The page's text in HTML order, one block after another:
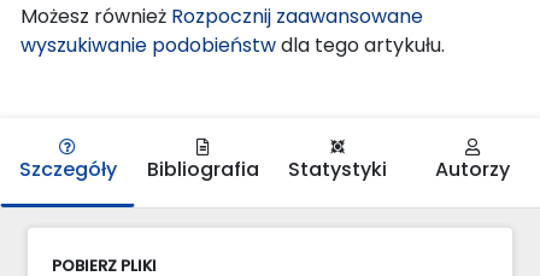
Możesz również Rozpocznij zaawansowane
wyszukiwanie podobieństwdla tego artykułu.
Szczegóły Bibliografia Statystyki Autorzy
POBIERZ PLIKI